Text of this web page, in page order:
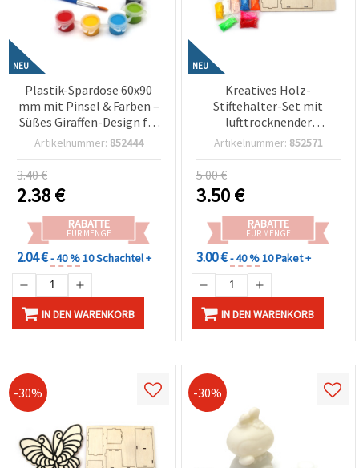
NEU
Plastik-Spardose 60x90
mm mit Pinsel & Farben –
Süßes Giraffen-Design für
Kinder (Basteln & Malen)
Artikelnummer: 852444
3.40 €
2.38€
RABATTE
FÜR MENGE
2.04 €- 40 %10 Schachtel +
IN DEN WARENKORB
NEU
Kreatives Holz-
Stiftehalter-Set mit
lufttrocknender
Modelliermasse –
Artikelnummer: 852571
5.00 €
3.50€
RABATTE
FÜR MENGE
3.00 €- 40 %10 Paket +
IN DEN WARENKORB
-30% -30%